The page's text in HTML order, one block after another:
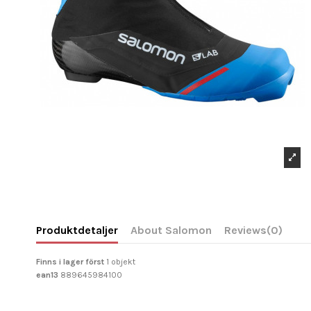
Produktdetaljer About Salomon Reviews(0)
Finns i lager först 1 objekt
ean13 889645984100